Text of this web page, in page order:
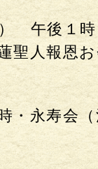
午後１
聖人報恩
・永寿会